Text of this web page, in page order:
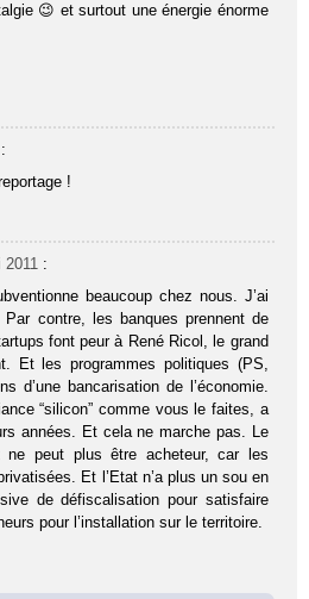
😉 et surtout une énergie énorme
:
!
2011 :
beaucoup chez nous. J’ai
Par contre, les banques prennent de
font peur à René Ricol, le grand
Et les programmes politiques (PS,
d’une bancarisation de l’économie.
“silicon” comme vous le faites, a
années. Et cela ne marche pas. Le
ne peut plus être acheteur, car les
Et l’Etat n’a plus un sou en
de défiscalisation pour satisfaire
pour l’installation sur le territoire.